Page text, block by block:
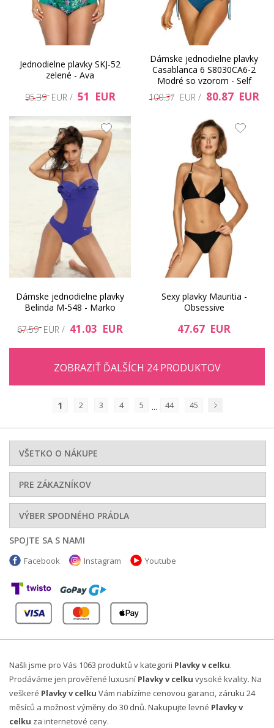
Jednodielne plavky SKJ-52
zelené - Ava
95.39 EUR / 51 EUR
Dámske jednodielne plavky
Casablanca 6 S8030CA6-2
Modré so vzorom - Self
100.37 EUR / 80.87 EUR
Dámske jednodielne plavky
Belinda M-548 - Marko
67.59 EUR / 41.03 EUR
Sexy plavky Mauritia -
Obsessive
47.67 EUR
ZOBRAZIŤ ĎALŠÍCH 24 PRODUKTOV
1 2 3 4 5 ... 44
45
VŠETKO O NÁKUPE
PRE ZÁKAZNÍKOV
VÝBER SPODNÉHO PRÁDLA
SPOJTE SA S NAMI
Facebook Instagram Youtube
Našli jsme pro Vás 1063 produktů v kategorii Plavky v celku.
Prodáváme jen prověřené luxusní Plavky v celku vysoké kvality. Na
veškeré Plavky v celku Vám nabízíme cenovou garanci, záruku 24
měsíců a možnost výměny do 30 dnů. Nakupujte levné Plavky v
celku za internetové ceny.